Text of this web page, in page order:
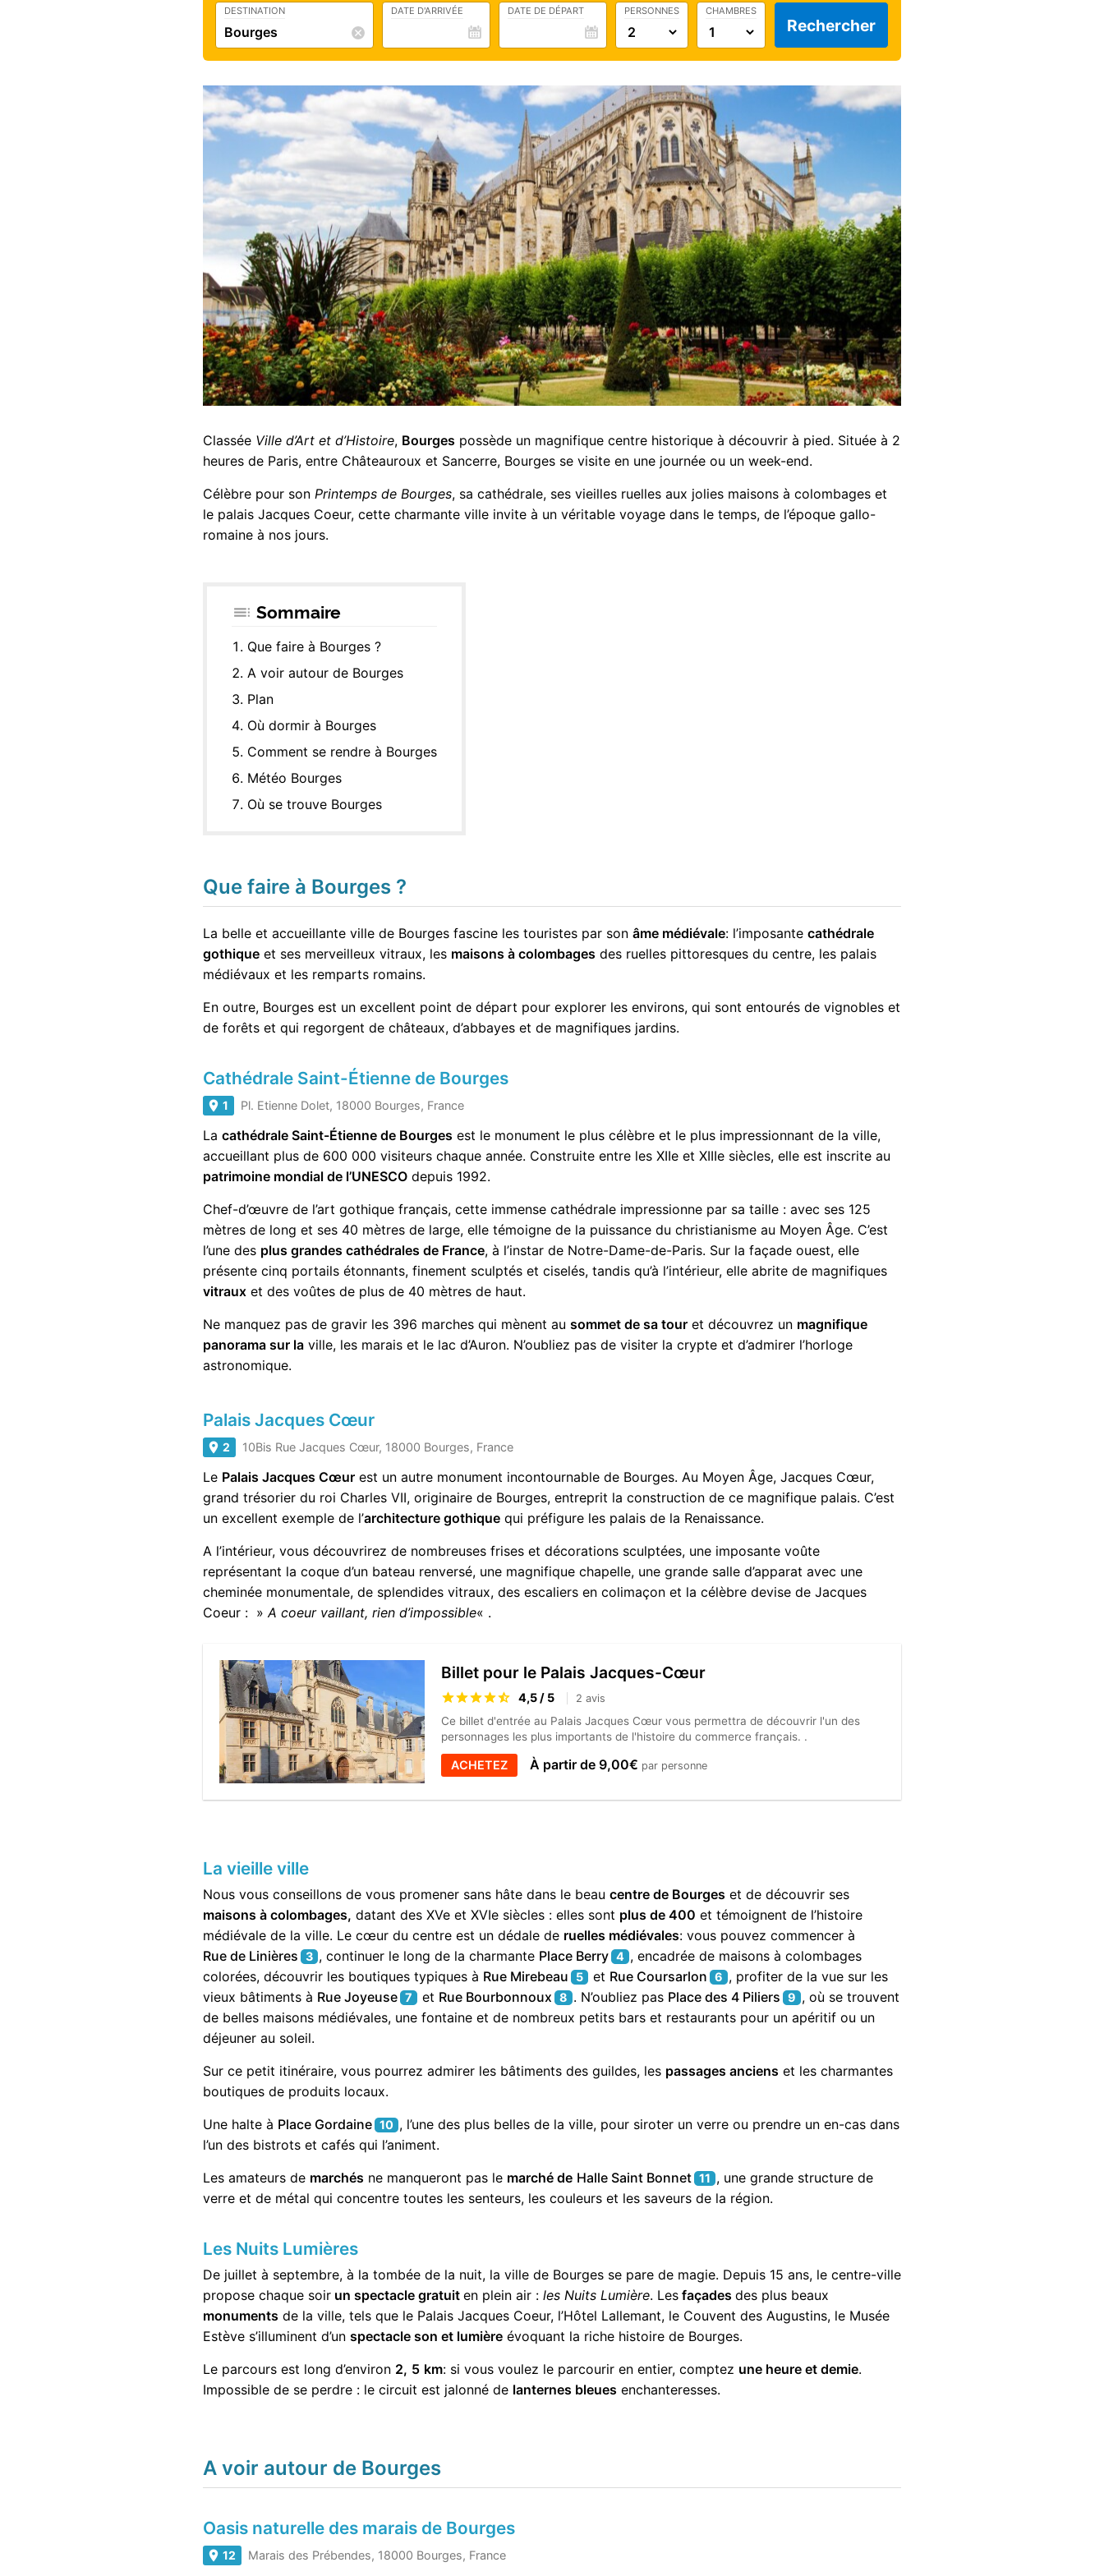
DESTINATION DATE D'ARRIVÉE DATE DE DÉPART PERSONNES CHAMBRES
Rechercher
Classée Ville d’Art et d’Histoire, Bourges possède un magnifique centre historique à découvrir à pied. Située à 2
heures de Paris, entre Châteauroux et Sancerre, Bourges se visite en une journée ou un week-end.
Célèbre pour son Printemps de Bourges, sa cathédrale, ses vieilles ruelles aux jolies maisons à colombages et
le palais Jacques Coeur, cette charmante ville invite à un véritable voyage dans le temps, de l’époque gallo-
romaine à nos jours.
Sommaire
Que faire à Bourges ?
A voir autour de Bourges
Plan
Où dormir à Bourges
Comment se rendre à Bourges
Météo Bourges
Où se trouve Bourges
Que faire à Bourges ?
La belle et accueillante ville de Bourges fascine les touristes par son âme médiévale: l’imposante cathédrale
gothique et ses merveilleux vitraux, les maisons à colombages des ruelles pittoresques du centre, les palais
médiévaux et les remparts romains.
En outre, Bourges est un excellent point de départ pour explorer les environs, qui sont entourés de vignobles et
de forêts et qui regorgent de châteaux, d’abbayes et de magnifiques jardins.
Cathédrale Saint-Étienne de Bourges
1 Pl. Etienne Dolet, 18000 Bourges, France
La cathédrale Saint-Étienne de Bourges est le monument le plus célèbre et le plus impressionnant de la ville,
accueillant plus de 600 000 visiteurs chaque année. Construite entre les XIIe et XIIIe siècles, elle est inscrite au
patrimoine mondial de l’UNESCO depuis 1992.
Chef-d’œuvre de l’art gothique français, cette immense cathédrale impressionne par sa taille : avec ses 125
mètres de long et ses 40 mètres de large, elle témoigne de la puissance du christianisme au Moyen Âge. C’est
l’une des plus grandes cathédrales de France, à l’instar de Notre-Dame-de-Paris. Sur la façade ouest, elle
présente cinq portails étonnants, finement sculptés et ciselés, tandis qu’à l’intérieur, elle abrite de magnifiques
vitraux et des voûtes de plus de 40 mètres de haut.
Ne manquez pas de gravir les 396 marches qui mènent au sommet de sa tour et découvrez un magnifique
panorama sur la ville, les marais et le lac d’Auron. N’oubliez pas de visiter la crypte et d’admirer l’horloge
astronomique.
Palais Jacques Cœur
2 10Bis Rue Jacques Cœur, 18000 Bourges, France
Le Palais Jacques Cœur est un autre monument incontournable de Bourges. Au Moyen Âge, Jacques Cœur,
grand trésorier du roi Charles VII, originaire de Bourges, entreprit la construction de ce magnifique palais. C’est
un excellent exemple de l’architecture gothique qui préfigure les palais de la Renaissance.
A l’intérieur, vous découvrirez de nombreuses frises et décorations sculptées, une imposante voûte
représentant la coque d’un bateau renversé, une magnifique chapelle, une grande salle d’apparat avec une
cheminée monumentale, de splendides vitraux, des escaliers en colimaçon et la célèbre devise de Jacques
Coeur : »A coeur vaillant, rien d’impossible« .
Billet pour le Palais Jacques-Cœur
4,5 / 5 2 avis
Ce billet d'entrée au Palais Jacques Cœur vous permettra de découvrir l'un des
personnages les plus importants de l'histoire du commerce français. .
ACHETEZ À partir de 9,00€ par personne
La vieille ville
Nous vous conseillons de vous promener sans hâte dans le beau centre de Bourges et de découvrir ses
maisons à colombages, datant des XVe et XVIe siècles : elles sont plus de 400 et témoignent de l’histoire
médiévale de la ville. Le cœur du centre est un dédale de ruelles médiévales: vous pouvez commencer à
Rue de Linières 3 , continuer le long de la charmante Place Berry 4 , encadrée de maisons à colombages
colorées, découvrir les boutiques typiques à Rue Mirebeau 5 et Rue Coursarlon 6 , profiter de la vue sur les
vieux bâtiments à Rue Joyeuse 7 et Rue Bourbonnoux 8 . N’oubliez pas Place des 4 Piliers 9 , où se trouvent
de belles maisons médiévales, une fontaine et de nombreux petits bars et restaurants pour un apéritif ou un
déjeuner au soleil.
Sur ce petit itinéraire, vous pourrez admirer les bâtiments des guildes, les passages anciens et les charmantes
boutiques de produits locaux.
Une halte à Place Gordaine 10 , l’une des plus belles de la ville, pour siroter un verre ou prendre un en-cas dans
l’un des bistrots et cafés qui l’animent.
Les amateurs de marchés ne manqueront pas le marché de Halle Saint Bonnet 11 , une grande structure de
verre et de métal qui concentre toutes les senteurs, les couleurs et les saveurs de la région.
Les Nuits Lumières
De juillet à septembre, à la tombée de la nuit, la ville de Bourges se pare de magie. Depuis 15 ans, le centre-ville
propose chaque soir un spectacle gratuit en plein air : les Nuits Lumière. Les façades des plus beaux
monuments de la ville, tels que le Palais Jacques Coeur, l’Hôtel Lallemant, le Couvent des Augustins, le Musée
Estève s’illuminent d’un spectacle son et lumière évoquant la riche histoire de Bourges.
Le parcours est long d’environ 2, 5 km: si vous voulez le parcourir en entier, comptez une heure et demie.
Impossible de se perdre : le circuit est jalonné de lanternes bleues enchanteresses.
A voir autour de Bourges
Oasis naturelle des marais de Bourges
12 Marais des Prébendes, 18000 Bourges, France